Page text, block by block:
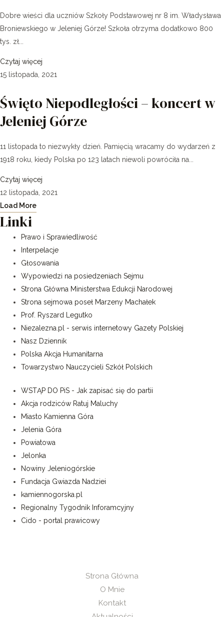
Dobre wieści dla uczniów Szkoły Podstawowej nr 8 im. Władysława
Broniewskiego w Jeleniej Górze! Szkoła otrzyma dodatkowo 800
tys. zł...
Czytaj więcej
15 listopada, 2021
Święto Niepodległości – koncert w
Jeleniej Górze
11 listopada to niezwykły dzień. Pamięcią wracamy do wydarzeń z
1918 roku, kiedy Polska po 123 latach niewoli powróciła na...
Czytaj więcej
12 listopada, 2021
Load More
Linki
Prawo i Sprawiedliwość
Interpelacje
Głosowania
Wypowiedzi na posiedzeniach Sejmu
Strona Główna Ministerstwa Edukcji Narodowej
Strona sejmowa poseł Marzeny Machałek
Prof. Ryszard Legutko
Niezalezna.pl - serwis internetowy Gazety Polskiej
Nasz Dziennik
Polska Akcja Humanitarna
Towarzystwo Nauczycieli Szkół Polskich
WSTĄP DO PiS - Jak zapisać się do partii
Akcja rodziców Ratuj Maluchy
Miasto Kamienna Góra
Jelenia Góra
Powiatowa
Jelonka
Nowiny Jeleniogórskie
Fundacja Gwiazda Nadziei
kamiennogorska.pl
Regionalny Tygodnik Inforamcyjny
Cido - portal prawicowy
Strona Główna
O Mnie
Kontakt